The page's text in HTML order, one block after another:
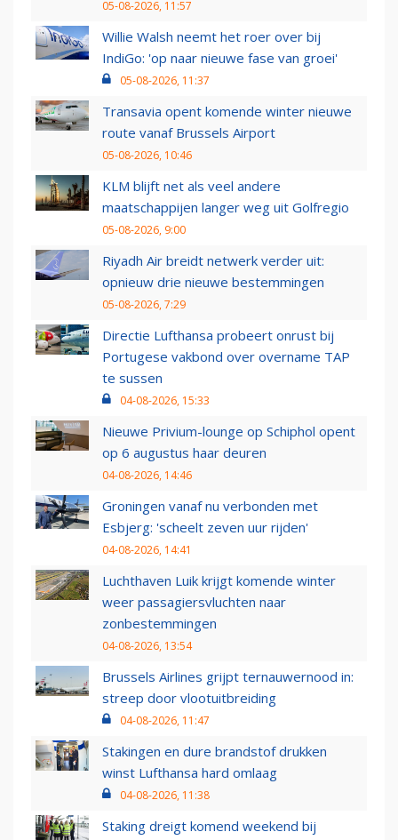
05-08-2026, 11:57
Willie Walsh neemt het roer over bij
IndiGo: 'op naar nieuwe fase van groei'
05-08-2026, 11:37
Transavia opent komende winter nieuwe
route vanaf Brussels Airport
05-08-2026, 10:46
KLM blijft net als veel andere
maatschappijen langer weg uit Golfregio
05-08-2026, 9:00
Riyadh Air breidt netwerk verder uit:
opnieuw drie nieuwe bestemmingen
05-08-2026, 7:29
Directie Lufthansa probeert onrust bij
Portugese vakbond over overname TAP
te sussen
04-08-2026, 15:33
Nieuwe Privium-lounge op Schiphol opent
op 6 augustus haar deuren
04-08-2026, 14:46
Groningen vanaf nu verbonden met
Esbjerg: 'scheelt zeven uur rijden'
04-08-2026, 14:41
Luchthaven Luik krijgt komende winter
weer passagiersvluchten naar
zonbestemmingen
04-08-2026, 13:54
Brussels Airlines grijpt ternauwernood in:
streep door vlootuitbreiding
04-08-2026, 11:47
Stakingen en dure brandstof drukken
winst Lufthansa hard omlaag
04-08-2026, 11:38
Staking dreigt komend weekend bij